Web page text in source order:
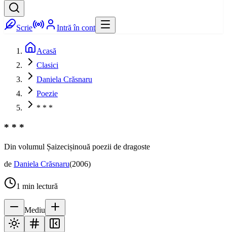
Scrie Intră în cont
Acasă
Clasici
Daniela Crăsnaru
Poezie
* * *
* * *
Din volumul Șaizecișinouă poezii de dragoste
de Daniela Crăsnaru(2006)
1 min lectură
Mediu